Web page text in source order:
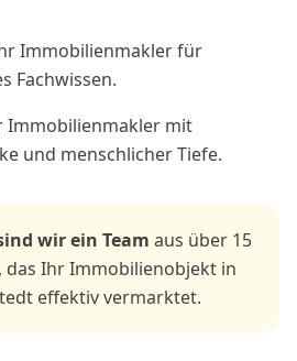
Immobilienmakler für
Fachwissen.
Immobilienmakler mit
und menschlicher Tiefe.
wir ein Team aus über 15
Ihr Immobilienobjekt in
effektiv vermarktet.